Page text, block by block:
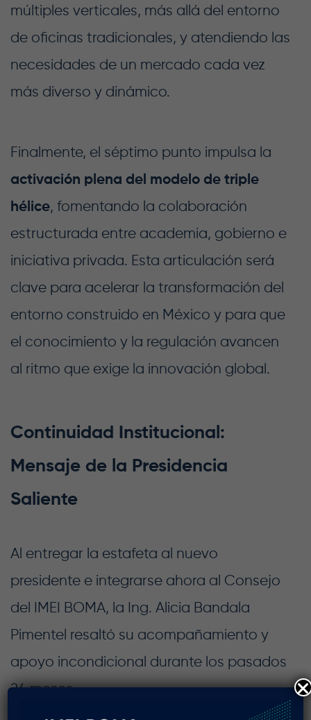
múltiples verticales, más allá del entorno
de oficinas tradicionales, y atendiendo las
necesidades de un mercado cada vez
más diverso y dinámico.
Finalmente, el séptimo punto impulsa la
activación plena del modelo de triple
hélice, fomentando la colaboración
estructurada entre academia, gobierno e
iniciativa privada. Esta articulación será
clave para acelerar la transformación del
entorno construido en México y para que
el conocimiento y la regulación avancen
al ritmo que exige la innovación global.
Continuidad Institucional:
Mensaje de la Presidencia
Saliente
Al entregar la estafeta al nuevo
presidente e integrarse ahora al Consejo
del IMEI BOMA, la Ing. Alicia Bandala
Pimentel resaltó su acompañamiento y
apoyo incondicional durante los pasados
24 meses.